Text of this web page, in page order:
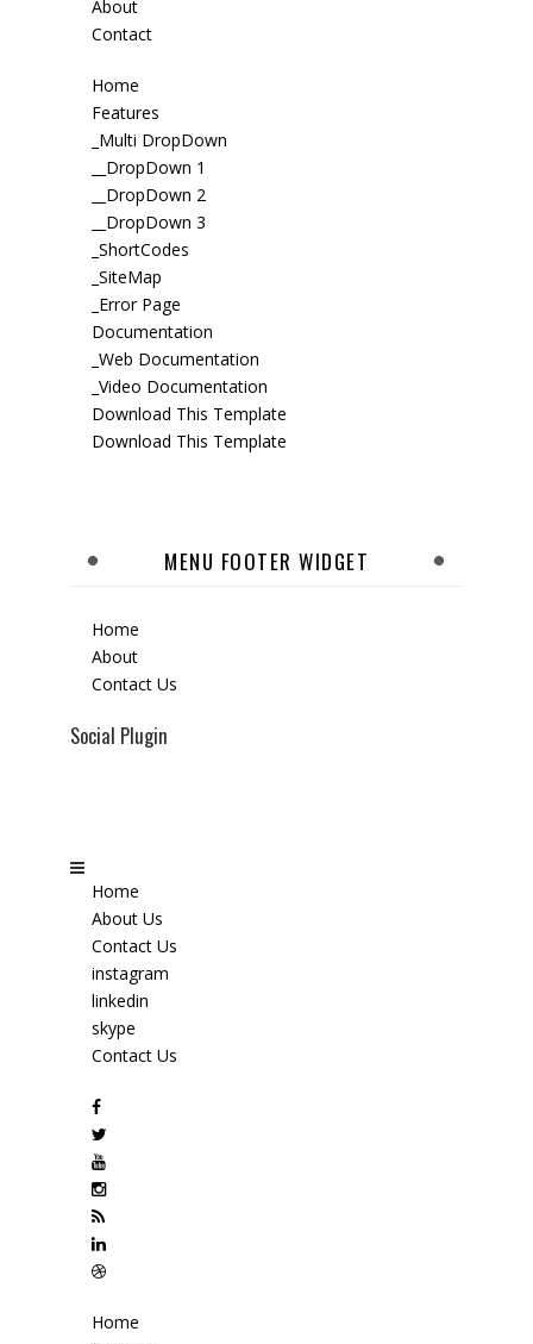
About
Contact
Home
Features
_Multi DropDown
__DropDown 1
__DropDown 2
__DropDown 3
_ShortCodes
_SiteMap
_Error Page
Documentation
_Web Documentation
_Video Documentation
Download This Template
Download This Template
MENU FOOTER WIDGET
Home
About
Contact Us
Social Plugin
Home
About Us
Contact Us
instagram
linkedin
skype
Contact Us
Home